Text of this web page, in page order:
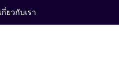
กี่ยวกับเรา